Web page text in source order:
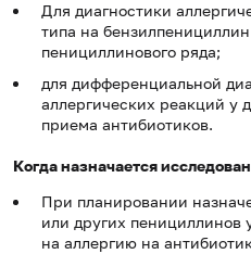
Для диагностики
типа на
пенициллинового ряда;
для дифференциальной
аллергических реакций у
приема антибиотиков.
Когда назначается
При планировании
или других пенициллинов
на аллергию на